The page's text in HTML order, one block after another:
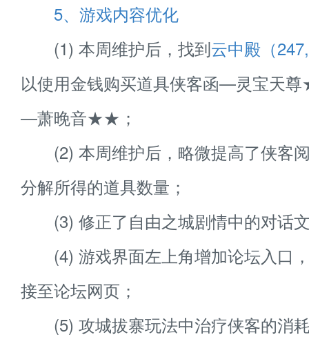
5、游戏内容优化
(1) 本周维护后，找到云中殿（
以使用金钱购买道具侠客函—灵宝天
—萧晚音★★；
(2) 本周维护后，略微提高了侠客
分解所得的道具数量；
(3) 修正了自由之城剧情中的对话
(4) 游戏界面左上角增加论坛入口
接至论坛网页；
(5) 攻城拔寨玩法中治疗侠客的消